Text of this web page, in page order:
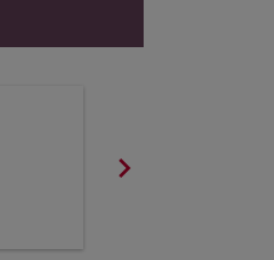
chevron_right